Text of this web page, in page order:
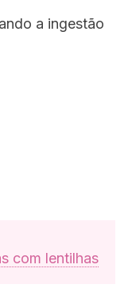
a ingestão
com lentilhas